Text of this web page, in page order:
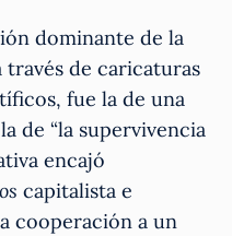
dominante de la
de caricaturas
fue la de una
de “la supervivencia
encajó
capitalista e
cooperación a un